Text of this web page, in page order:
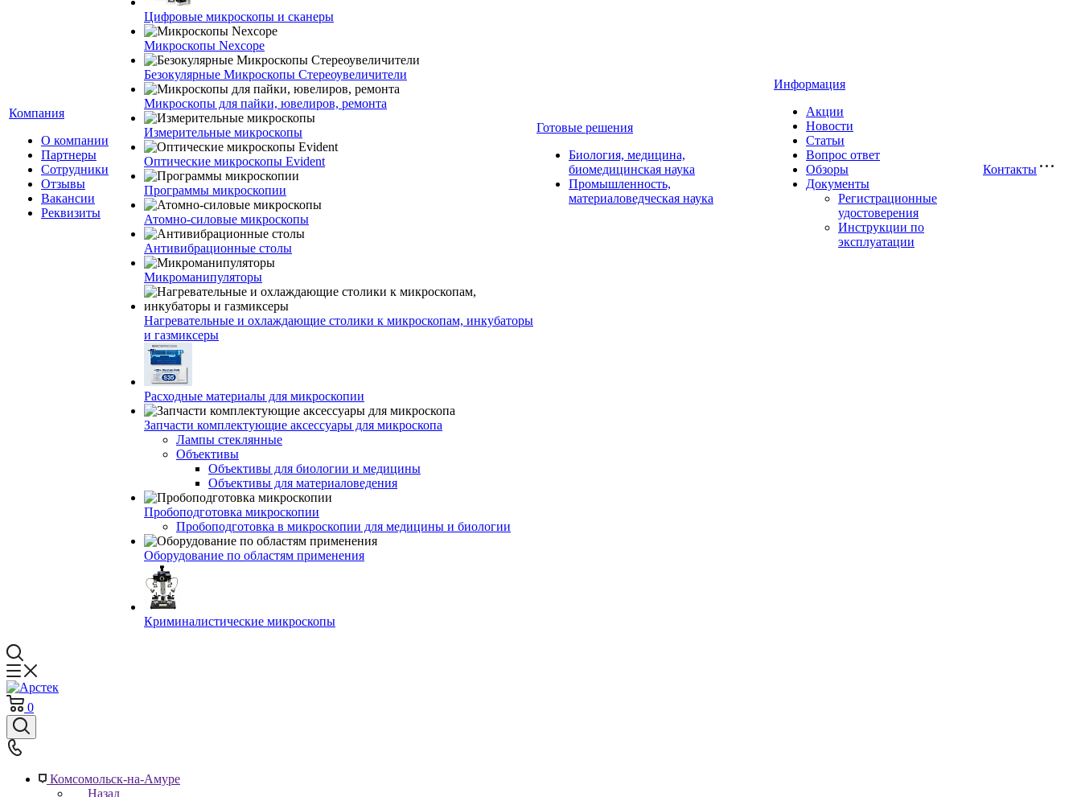
Компания
О компании
Партнеры
Сотрудники
Отзывы
Вакансии
Реквизиты
Цифровые микроскопы и сканеры
Микроскопы Nexcope
Безокулярные Микроскопы Стереоувеличители
Микроскопы для пайки, ювелиров, ремонта
Измерительные микроскопы
Оптические микроскопы Evident
Программы микроскопии
Атомно-силовые микроскопы
Антивибрационные столы
Микроманипуляторы
Нагревательные и охлаждающие столики к микроскопам, инкубаторы
и газмиксеры
Расходные материалы для микроскопии
Запчасти комплектующие аксессуары для микроскопа
Лампы стеклянные
Объективы
Объективы для биологии и медицины
Объективы для материаловедения
Пробоподготовка микроскопии
Пробоподготовка в микроскопии для медицины и биологии
Оборудование по областям применения
Криминалистические микроскопы
Готовые решения
Биология, медицина,
биомедицинская наука
Промышленность,
материаловедческая наука
Информация
Акции
Новости
Статьи
Вопрос ответ
Обзоры
Документы
Регистрационные
удостоверения
Инструкции по
эксплуатации
Контакты
0
Комсомольск-на-Амуре
Назад